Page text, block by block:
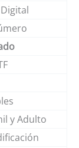
y Adulto